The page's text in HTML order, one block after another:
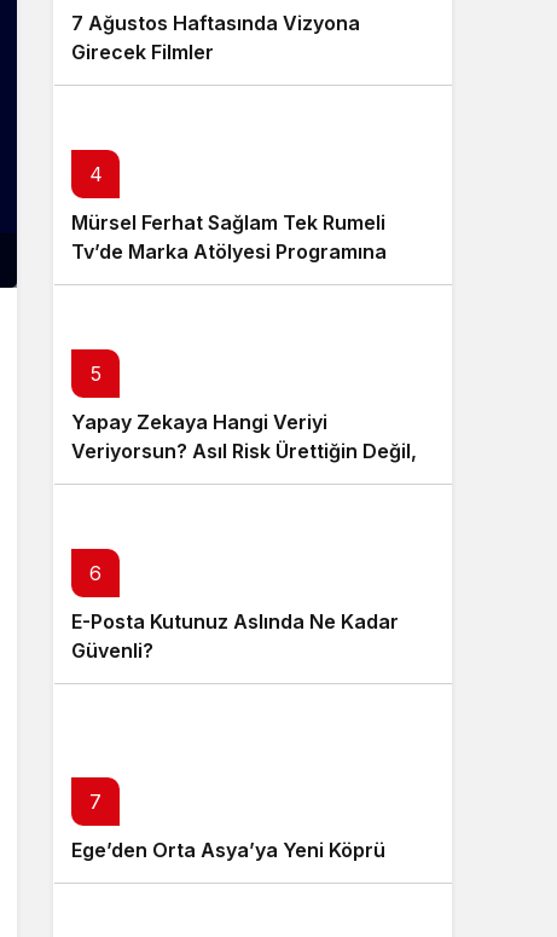
7 Ağustos Haftasında Vizyona
Girecek Filmler
4
Mürsel Ferhat Sağlam Tek Rumeli
Tv’de Marka Atölyesi Programına
Konuk Oldu
5
Yapay Zekaya Hangi Veriyi
Veriyorsun? Asıl Risk Ürettiğin Değil,
Verdiğin Veride
6
E-Posta Kutunuz Aslında Ne Kadar
Güvenli?
7
Ege’den Orta Asya’ya Yeni Köprü